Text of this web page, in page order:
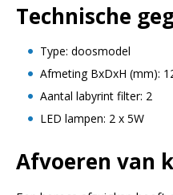
Technische
Type: doosmodel
Afmeting BxDxH (mm):
Aantal labyrint filter: 2
LED lampen: 2 x 5W
Afvoeren van